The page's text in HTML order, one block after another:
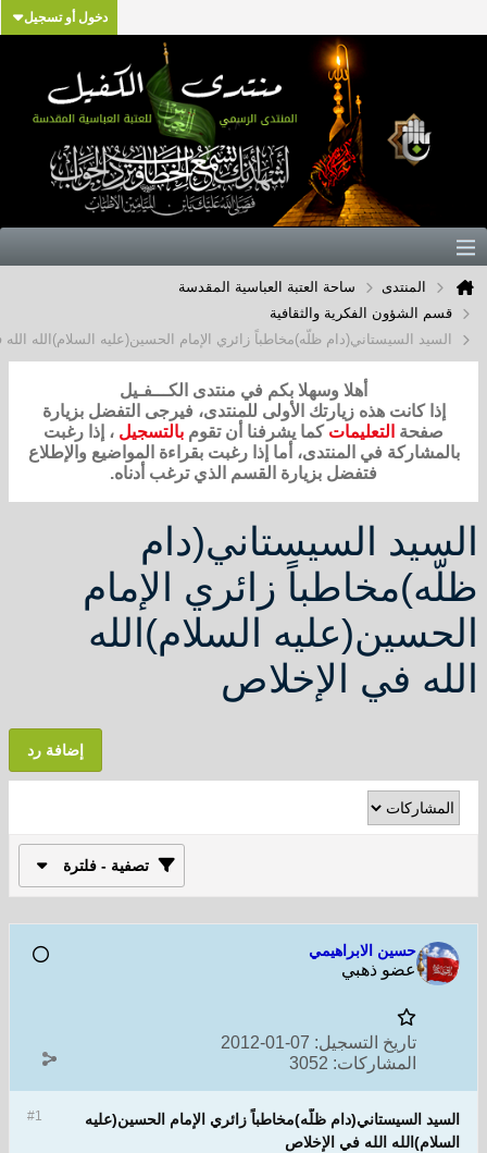
دخول أو تسجيل
ساحة العتبة العباسية المقدسة
الفكرية والثقافية
السيستاني(دام ظلّه)مخاطباً زائري الإمام الحسين(عليه السلام)الله الله في الإخلاص
أهلا وسهلا بكم في منتدى الكـــفـيل
هذه زيارتك الأولى للمنتدى، فيرجى التفضل بزيارة
التعليمات كما يشرفنا أن تقومبالتسجيل ، إذا رغبت
في المنتدى، أما إذا رغبت بقراءة المواضيع والإطلاع
فتفضل بزيارة القسم الذي ترغب أدناه.
السيستاني(دام
زائري الإمام
السلام)الله
في الإخلاص
تصفية - فلترة
حسين الابراهيمي
عضو ذهبي
تاريخ التسجيل: 07-01-2012
المشاركات: 3052
#1
ظلّه)مخاطباً زائري الإمام الحسين(عليه
الله في الإخلاص